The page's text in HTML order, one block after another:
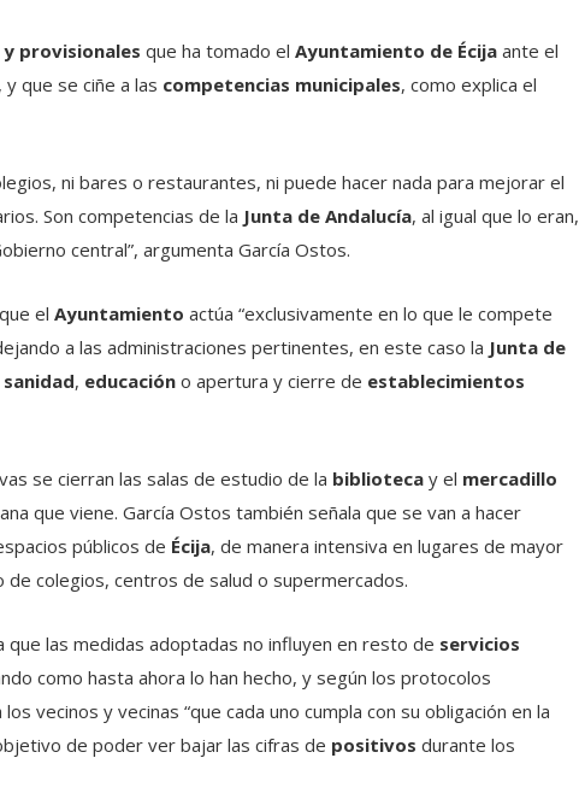
provisionales que ha tomado el Ayuntamiento de Écija ante el
y que se ciñe a las competencias municipales, como explica el
ni bares o restaurantes, ni puede hacer nada para mejorar el
Son competencias de la Junta de Andalucía, al igual que lo eran,
central”, argumenta García Ostos.
el Ayuntamiento actúa “exclusivamente en lo que le compete
a las administraciones pertinentes, en este caso la Junta de
sanidad, educación o apertura y cierre de establecimientos
se cierran las salas de estudio de la biblioteca y el mercadillo
que viene. García Ostos también señala que se van a hacer
públicos de Écija, de manera intensiva en lugares de mayor
de colegios, centros de salud o supermercados.
las medidas adoptadas no influyen en resto de servicios
como hasta ahora lo han hecho, y según los protocolos
vecinos y vecinas “que cada uno cumpla con su obligación en la
de poder ver bajar las cifras de positivos durante los